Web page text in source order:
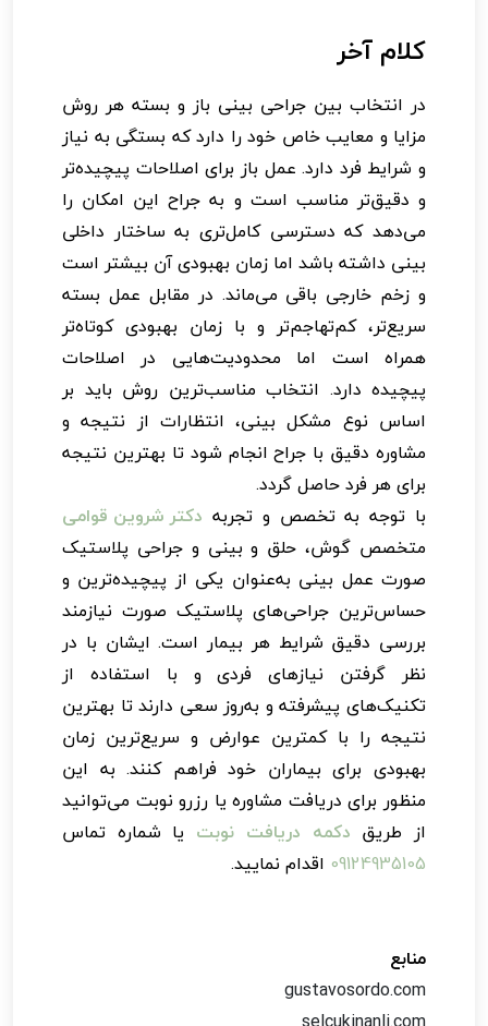
کلام آخر
در انتخاب بین جراحی بینی باز و بسته هر روش
مزایا و معایب خاص خود را دارد که بستگی به نیاز
و شرایط فرد دارد. عمل باز برای اصلاحات پیچیده‌تر
و دقیق‌تر مناسب است و به جراح این امکان را
می‌دهد که دسترسی کامل‌تری به ساختار داخلی
بینی داشته باشد اما زمان بهبودی آن بیشتر است
و زخم خارجی باقی می‌ماند. در مقابل عمل بسته
سریع‌تر، کم‌تهاجم‌تر و با زمان بهبودی کوتاه‌تر
همراه است اما محدودیت‌هایی در اصلاحات
پیچیده دارد. انتخاب مناسب‌ترین روش باید بر
اساس نوع مشکل بینی، انتظارات از نتیجه و
مشاوره دقیق با جراح انجام شود تا بهترین نتیجه
برای هر فرد حاصل گردد.
با توجه به تخصص و تجربه دکتر شروین قوامی
متخصص گوش، حلق و بینی و جراحی پلاستیک
صورت عمل بینی به‌عنوان یکی از پیچیده‌ترین و
حساس‌ترین جراحی‌های پلاستیک صورت نیازمند
بررسی دقیق شرایط هر بیمار است. ایشان با در
نظر گرفتن نیازهای فردی و با استفاده از
تکنیک‌های پیشرفته و به‌روز سعی دارند تا بهترین
نتیجه را با کمترین عوارض و سریع‌ترین زمان
بهبودی برای بیماران خود فراهم کنند. به این
منظور برای دریافت مشاوره یا رزرو نوبت می‌توانید
از طریق دکمه دریافت نوبت یا شماره تماس
09124935105 اقدام نمایید.
منابع
gustavosordo.com